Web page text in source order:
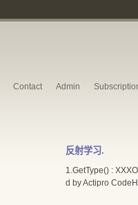
Contact Admin
反射学习.
1.GetType() :
d by Actipro